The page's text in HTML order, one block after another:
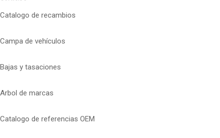
Catalogo de recambios
Campa de vehículos
Bajas y tasaciones
Arbol de marcas
Catalogo de referencias OEM